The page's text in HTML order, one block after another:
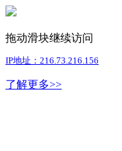
拖动滑块继续访问
IP地址：216.73.216.156
了解更多>>